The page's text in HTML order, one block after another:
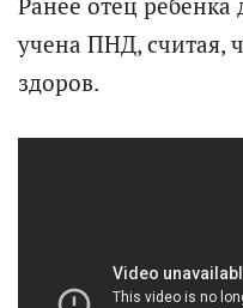
Ранее отец ребенка
учена ПНД, считая,
здоров.